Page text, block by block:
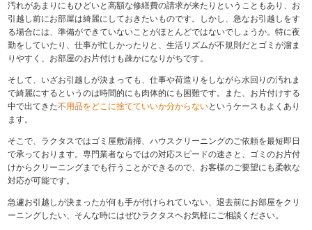
汚れがあまりにもひどいと高額な修繕費の請求が来たりということもあり、お
引越し前にお部屋は綺麗にしておきたいものです。しかし、急なお引越しをす
る場合には、準備ができていないことがほとんどではないでしょうか。特に夜
勤をしていたり、仕事が忙しかったりと、生活リズムが不規則だとゴミが溜ま
りやすく、お部屋のお片付けも疎かになりがちです。
そして、いざお引越しが決まっても、仕事や荷造りをしながら水回りの汚れま
で綺麗にするというのは時間的にも肉体的にも困難です。また、お片付けする
中で出てきた不用品をどこに捨てていいか分からないというケースもよくあり
ます。
そこで、ラクタスではゴミ屋敷清掃、ハウスクリーニングのご依頼を最短即日
で承っております。専門業者ならではの対応スピードの速さと、ゴミのお片付
けからクリーニングまでも行うことができるので、お客様のご要望にも柔軟な
対応が可能です。
急遽お引越しが決まったが何も手が付けられていない、退去前にお部屋をクリ
ーニングしたい、そんな時にはぜひラクタスヘお気軽にご相談ください。